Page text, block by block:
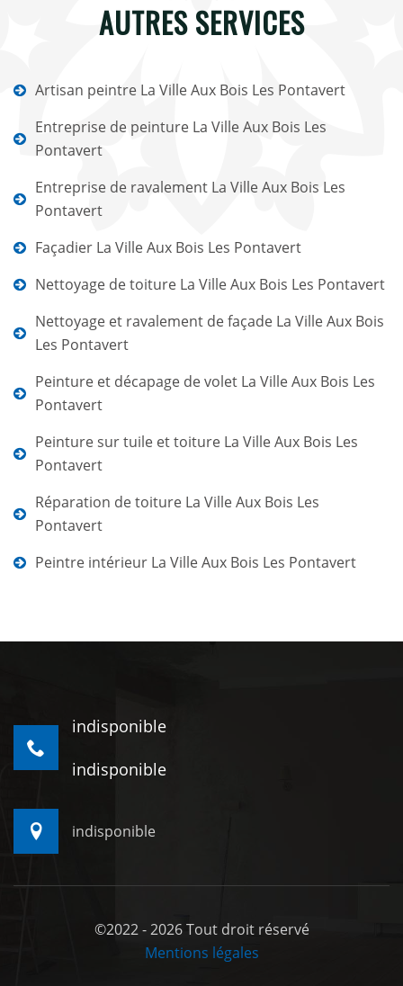
AUTRES SERVICES
Artisan peintre La Ville Aux Bois Les Pontavert
Entreprise de peinture La Ville Aux Bois Les
Pontavert
Entreprise de ravalement La Ville Aux Bois Les
Pontavert
Façadier La Ville Aux Bois Les Pontavert
Nettoyage de toiture La Ville Aux Bois Les Pontavert
Nettoyage et ravalement de façade La Ville Aux Bois
Les Pontavert
Peinture et décapage de volet La Ville Aux Bois Les
Pontavert
Peinture sur tuile et toiture La Ville Aux Bois Les
Pontavert
Réparation de toiture La Ville Aux Bois Les
Pontavert
Peintre intérieur La Ville Aux Bois Les Pontavert
indisponible
indisponible
indisponible
©2022 - 2026 Tout droit réservé
Mentions légales